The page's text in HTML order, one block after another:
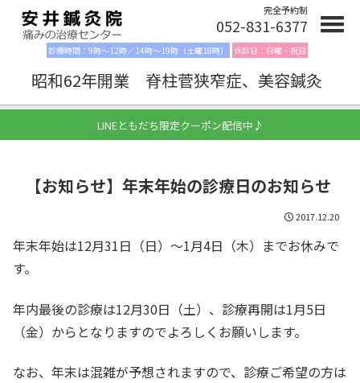
昭和62年開業 脊柱菅狭窄症、美容鍼灸
完全予約制
052-831-6377
診療時間：9時〜12時／14時〜19時（土曜18時） 休診日：日曜・祝日
LINEともだち限定クーポン配信中♪
【お知らせ】年末年始の診療日のお知らせ
2017.12.20
年末年始は12月31日（日）〜1月4日（木）までお休みで
す。
年内最後の診療は12月30日（土）、診療再開は1月5日
（金）からとなりますのでよろしくお願いします。
なお、年末は混雑が予想されますので、診療ご希望の方は